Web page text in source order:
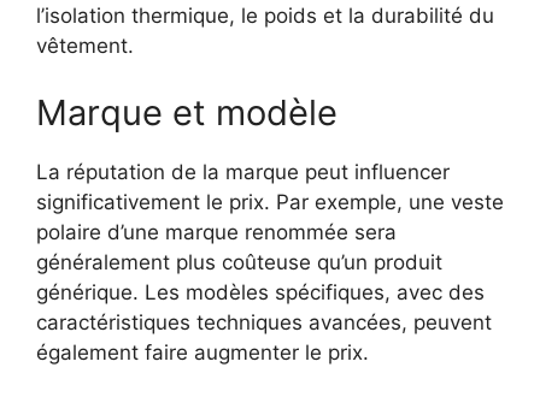
l’isolation thermique, le poids et la durabilité du
vêtement.
Marque et modèle
La réputation de la marque peut influencer
significativement le prix. Par exemple, une veste
polaire d’une marque renommée sera
généralement plus coûteuse qu’un produit
générique. Les modèles spécifiques, avec des
caractéristiques techniques avancées, peuvent
également faire augmenter le prix.